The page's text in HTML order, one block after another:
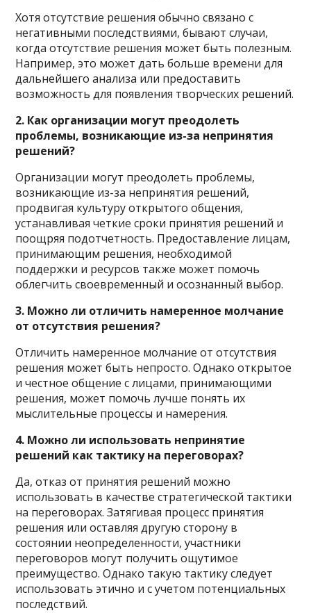
Хотя отсутствие решения обычно связано с
негативными последствиями, бывают случаи,
когда отсутствие решения может быть полезным.
Например, это может дать больше времени для
дальнейшего анализа или предоставить
возможность для появления творческих решений.
2. Как организации могут преодолеть
проблемы, возникающие из-за непринятия
решений?
Организации могут преодолеть проблемы,
возникающие из-за непринятия решений,
продвигая культуру открытого общения,
устанавливая четкие сроки принятия решений и
поощряя подотчетность. Предоставление лицам,
принимающим решения, необходимой
поддержки и ресурсов также может помочь
облегчить своевременный и осознанный выбор.
3. Можно ли отличить намеренное молчание
от отсутствия решения?
Отличить намеренное молчание от отсутствия
решения может быть непросто. Однако открытое
и честное общение с лицами, принимающими
решения, может помочь лучше понять их
мыслительные процессы и намерения.
4. Можно ли использовать непринятие
решений как тактику на переговорах?
Да, отказ от принятия решений можно
использовать в качестве стратегической тактики
на переговорах. Затягивая процесс принятия
решения или оставляя другую сторону в
состоянии неопределенности, участники
переговоров могут получить ощутимое
преимущество. Однако такую ​​тактику следует
использовать этично и с учетом потенциальных
последствий.